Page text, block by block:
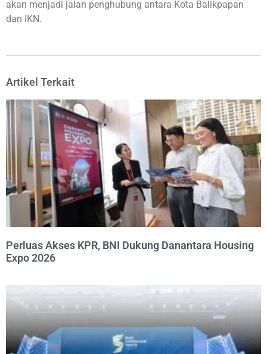
akan menjadi jalan penghubung antara Kota Balikpapan
dan IKN.
Artikel Terkait
Perluas Akses KPR, BNI Dukung Danantara Housing
Expo 2026